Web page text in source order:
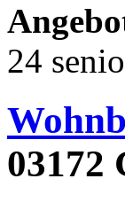
24
03172